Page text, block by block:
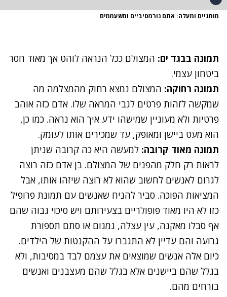
מותניים ומעלה: אתם נורמטיביים ומשעממים
תמונה בבגד ים: המצולם ככל הנראה לוהט אך מאוד חסר
ביטחון עצמי.
תמונה רחוקה: המצולם נמצא רחוק מהמצלמה מה
שמקשה לזהות פרטים לגבי המראה שלו. אדם כזה אוהב
פרטיות ולא מעוניין שמישהו ידע איך הוא נראה. כמו כן,
הוא מעט ביישן ומאופק, עד שמכירים אותו לעומק.
תמונה מאוד קרובה: למעשה היא כה קרובה שניתן
לראות רק חלק מהפנים של המצולם. בן אדם כזה רוצה
לגרום לאנשים לחשוב שהוא לא רוצה שיזהו אותו, אבל
המציאות הפוכה. סביר להניח שאנשים עם תמונת פרופיל
כזו לא היו מאוד פופולריים בצעירותם ויש סיכוי גבוה שהם
אף סבלו מאקנה, עין עצלה, גמגום או סתם תספורת
גרועה והם עדיין לא התגברו על ההקנטות של הילדים.
כיום אלה אנשים שמוצאים את עצמם לבד במסיבות, ולא
בגלל שהם ביישנים אלא בגלל שהם מעצבנים ואנשים
בורחים מהם.